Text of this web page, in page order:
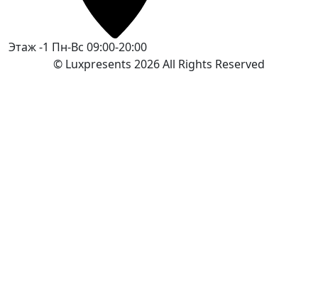
Этаж -1 Пн-Вс 09:00-20:00
© Luxpresents 2026 All Rights Reserved